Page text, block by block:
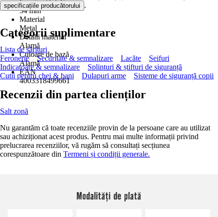
Lungime totală
34 mm
Material
Metal
Detalii material
Alamă
Culoare de bază
Alamă
EAN
4003318499661
specificațiile producătorului .
Categorii suplimentare
Lista de sărituri
Feronerie
Securitate & semnalizare Lacăte
Seifuri
Indicatoare & semnalizare
Splinturi & știfturi de siguranță
Cutii pentru chei & bani
Dulapuri arme Sisteme de siguranță copii
Recenzii din partea clienților
Salt zonă
Nu garantăm că toate recenziile provin de la persoane care au utilizat
sau achiziționat acest produs. Pentru mai multe informații privind
prelucrarea recenziilor, vă rugăm să consultați secțiunea
corespunzătoare din Termeni și condiții generale.
Modalități de plată